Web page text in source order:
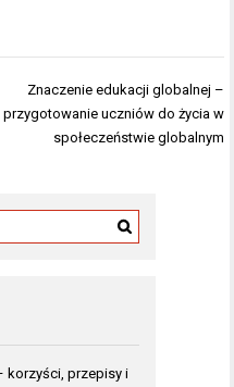
Znaczenie edukacji globalnej –
przygotowanie uczniów do życia w
społeczeństwie globalnym
korzyści, przepisy i